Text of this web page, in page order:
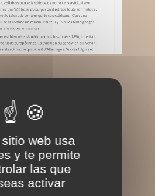
Lundi 22 juin 2026
web usa
y te permite
las que
activar